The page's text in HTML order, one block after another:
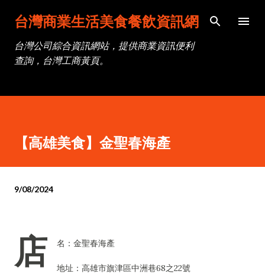
跳到主要內容
台灣商業生活美食餐飲資訊網
台灣公司綜合資訊網站，提供商業資訊便利
查詢，台灣工商黃頁。
【高雄美食】金聖春海產
9/08/2024
店 名：金聖春海產
地址：高雄市旗津區中洲巷68之22號